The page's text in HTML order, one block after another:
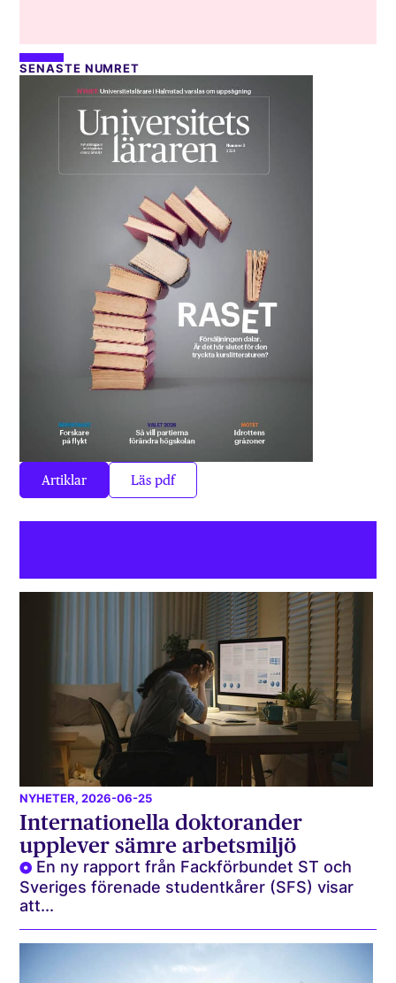
SENASTE NUMRET
Artiklar Läs pdf
NYHETER, 2026-06-25
Internationella doktorander
upplever sämre arbetsmiljö
En ny rapport från Fackförbundet ST och
Sveriges förenade studentkårer (SFS) visar
att...